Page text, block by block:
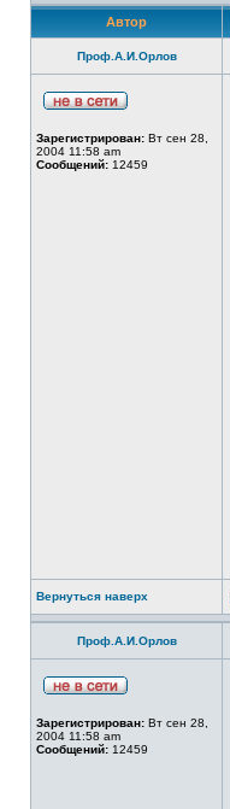
Автор
Проф.А.И.Орлов
Зарегистрирован: Вт сен 28,
2004 11:58 am
Сообщений: 12459
Вернуться наверх
Проф.А.И.Орлов
Зарегистрирован: Вт сен 28,
2004 11:58 am
Сообщений: 12459